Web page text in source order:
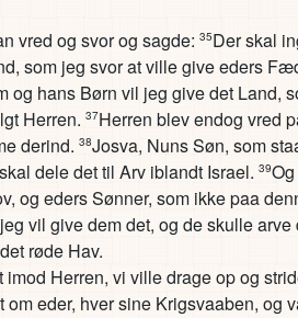
vred og svor og sagde: 35Der skal
som jeg svor at ville give eders
og hans Børn vil jeg give det Land,
Herren. 37Herren blev endog vred
derind. 38Josva, Nuns Søn, som
dele det til Arv iblandt Israel. 39
og eders Sønner, som ikke paa
vil give dem det, og de skulle arve
røde Hav.
Herren, vi ville drage op og
eder, hver sine Krigsvaaben, og